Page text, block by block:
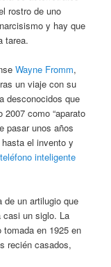
rostro de uno
y hay que
tarea.
Wayne Fromm,
un viaje con su
desconocidos que
como “aparato
pasar unos años
el invento y
teléfono inteligente
de un artilugio que
casi un siglo. La
en 1925 en
recién casados,